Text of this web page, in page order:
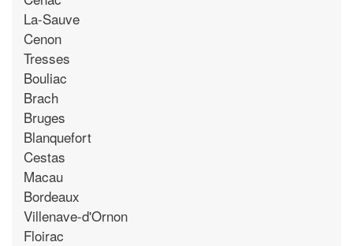
La-Sauve
Cenon
Tresses
Bouliac
Brach
Bruges
Blanquefort
Cestas
Macau
Bordeaux
Villenave-d'Ornon
Floirac